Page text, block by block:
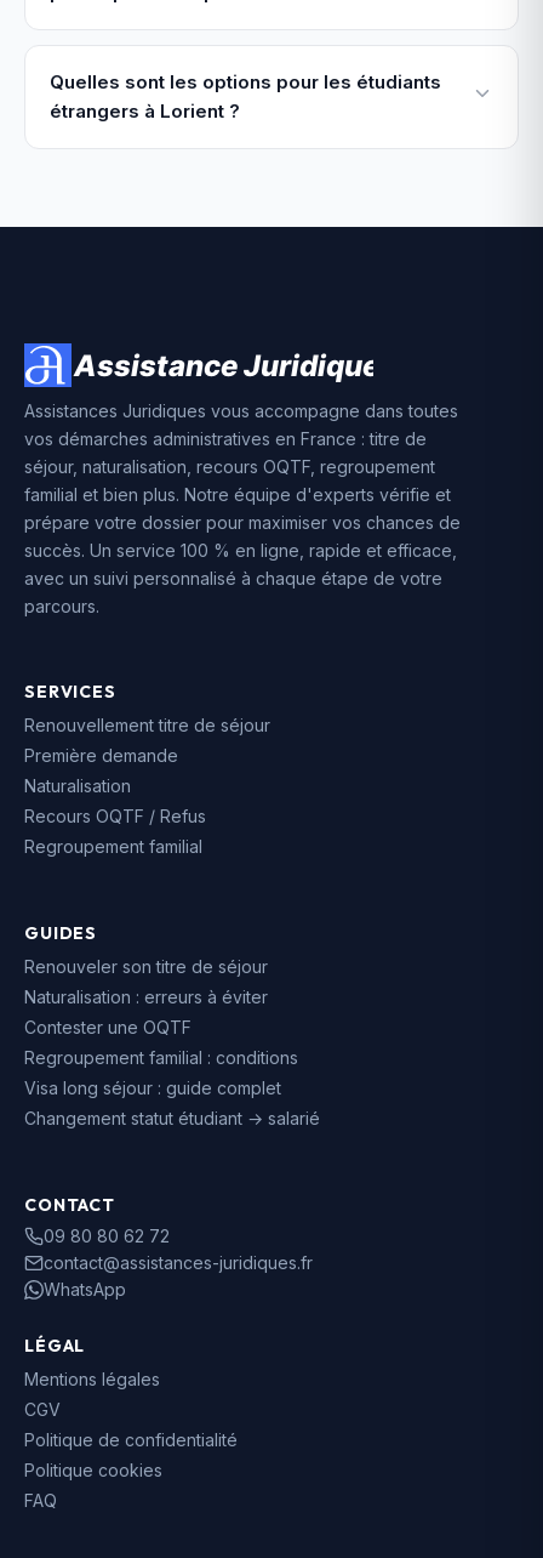
Quelles sont les options pour les étudiants
étrangers à Lorient ?
Assistances Juridiques vous accompagne dans toutes
vos démarches administratives en France : titre de
séjour, naturalisation, recours OQTF, regroupement
familial et bien plus. Notre équipe d'experts vérifie et
prépare votre dossier pour maximiser vos chances de
succès. Un service 100 % en ligne, rapide et efficace,
avec un suivi personnalisé à chaque étape de votre
parcours.
SERVICES
Renouvellement titre de séjour
Première demande
Naturalisation
Recours OQTF / Refus
Regroupement familial
GUIDES
Renouveler son titre de séjour
Naturalisation : erreurs à éviter
Contester une OQTF
Regroupement familial : conditions
Visa long séjour : guide complet
Changement statut étudiant → salarié
CONTACT
09 80 80 62 72
contact@assistances-juridiques.fr
WhatsApp
LÉGAL
Mentions légales
CGV
Politique de confidentialité
Politique cookies
FAQ